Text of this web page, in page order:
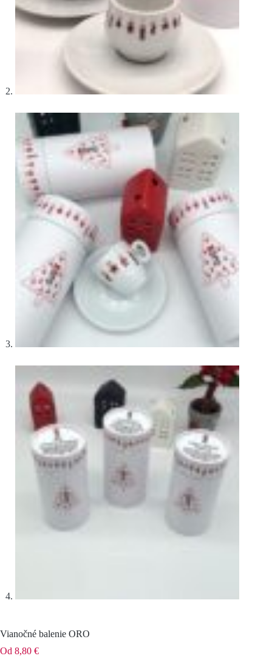
Vianočné balenie ORO
Od 8,80 €